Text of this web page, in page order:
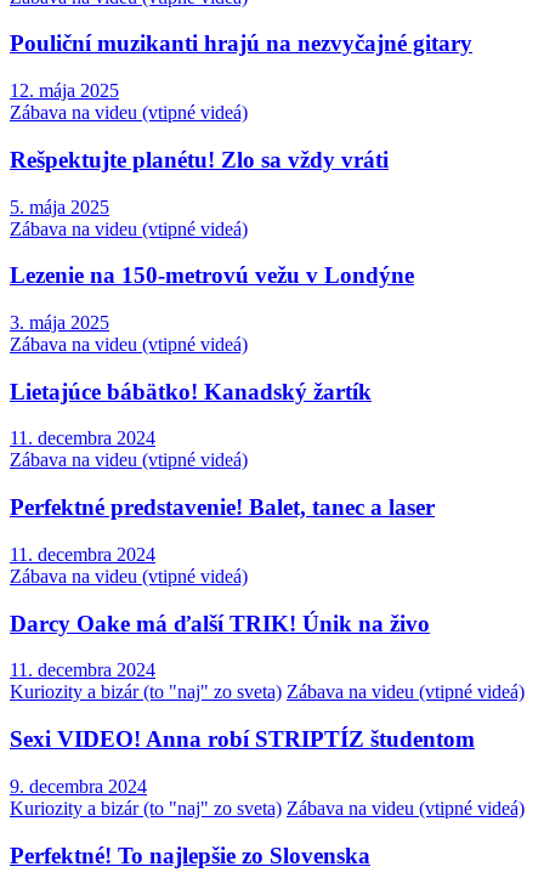
Pouliční muzikanti hrajú na nezvyčajné gitary
12. mája 2025
Zábava na videu (vtipné videá)
Rešpektujte planétu! Zlo sa vždy vráti
5. mája 2025
Zábava na videu (vtipné videá)
Lezenie na 150-metrovú vežu v Londýne
3. mája 2025
Zábava na videu (vtipné videá)
Lietajúce bábätko! Kanadský žartík
11. decembra 2024
Zábava na videu (vtipné videá)
Perfektné predstavenie! Balet, tanec a laser
11. decembra 2024
Zábava na videu (vtipné videá)
Darcy Oake má ďalší TRIK! Únik na živo
11. decembra 2024
Kuriozity a bizár (to "naj" zo sveta) Zábava na videu (vtipné videá)
Sexi VIDEO! Anna robí STRIPTÍZ študentom
9. decembra 2024
Kuriozity a bizár (to "naj" zo sveta) Zábava na videu (vtipné videá)
Perfektné! To najlepšie zo Slovenska